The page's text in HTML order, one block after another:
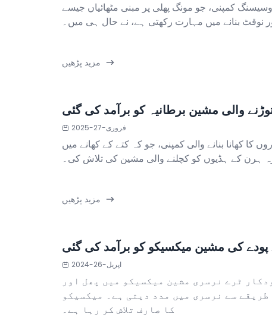
کمپنی، جو مونگ پھلی پر مبنی مٹھائیاں جیسے
نوقٹ بنانے میں مہارت رکھتی ہے، نے حال ہی میں۔
مزید پڑھیں
والی مشین برطانیہ کو برآمد کی گئی
فروری-27-2025
کا کھانا بنانے والی کمپنی، جو کہ کتے کے کھانے میں
ہرن کے ہڈیوں کو کچلنے والی مشین کی تلاش کی۔
مزید پڑھیں
پودے کی مشین میکسیکو کو برآمد کی گئی
اپریل-26-2024
ٹرے نرسری مشین میکسیکو میں پھل اور
سے نرسری میں مدد دیتی ہے۔ میکسیکو
کا صارف تلاش کر رہا ہے۔